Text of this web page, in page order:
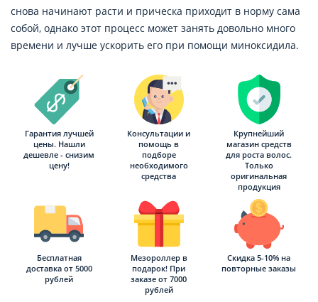
снова начинают расти и прическа приходит в норму сама
собой, однако этот процесс может занять довольно много
времени и лучше ускорить его при помощи миноксидила.
Гарантия лучшей
цены. Нашли
дешевле - снизим
цену!
Консультации и
помощь в
подборе
необходимого
средства
Крупнейший
магазин средств
для роста волос.
Только
оригинальная
продукция
Бесплатная
доставка от 5000
рублей
Мезороллер в
подарок! При
заказе от 7000
рублей
Скидка 5-10% на
повторные заказы